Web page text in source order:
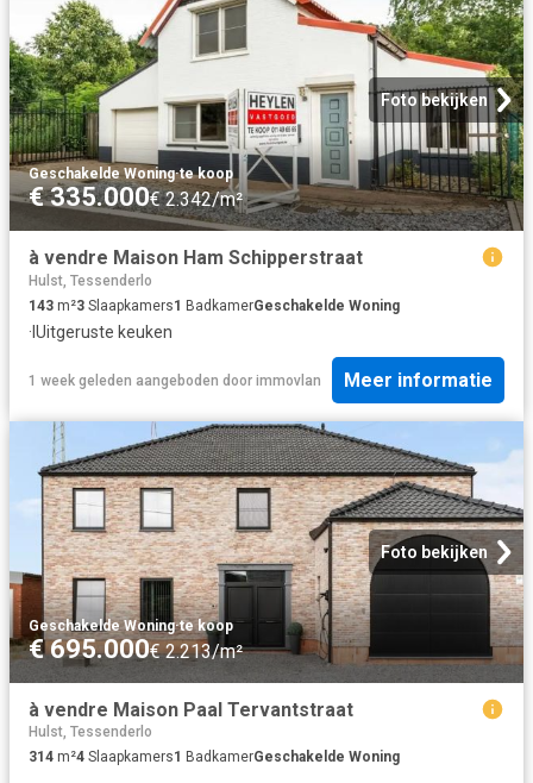
Foto bekijken
Geschakelde Woning·te koop
€ 335.000€ 2.342/m²
à vendre Maison Ham Schipperstraat
Hulst, Tessenderlo
143 m²3 Slaapkamers1 BadkamerGeschakelde Woning
· IUitgeruste keuken
1 week geleden aangeboden door immovlan Meer informatie
Foto bekijken
Geschakelde Woning·te koop
€ 695.000€ 2.213/m²
à vendre Maison Paal Tervantstraat
Hulst, Tessenderlo
314 m²4 Slaapkamers1 BadkamerGeschakelde Woning